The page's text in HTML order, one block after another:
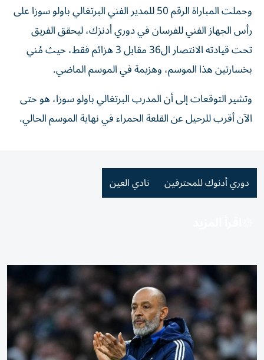
وحملت المباراة الرقم 50 للمدير الفني البرتغالي باولو سوزا على
رأس الجهاز الفني للفرسان في دوري أدنزك، ليحقق الفريق
تحت قيادته الانتصار ال36 مقابل 3 هزائم فقط، حيث مُني
بخسارتين هذا الموسم، وهزيمة في الموسم الماضي.
وتشير التوقعات إلى أن المدرب البرتغالي باولو سوزا، هو حتى
الآن أقرب للرحيل عن القلعة الحمراء في نهاية الموسم الحالي.
دوري أدنوك للمحترفين نادي العين